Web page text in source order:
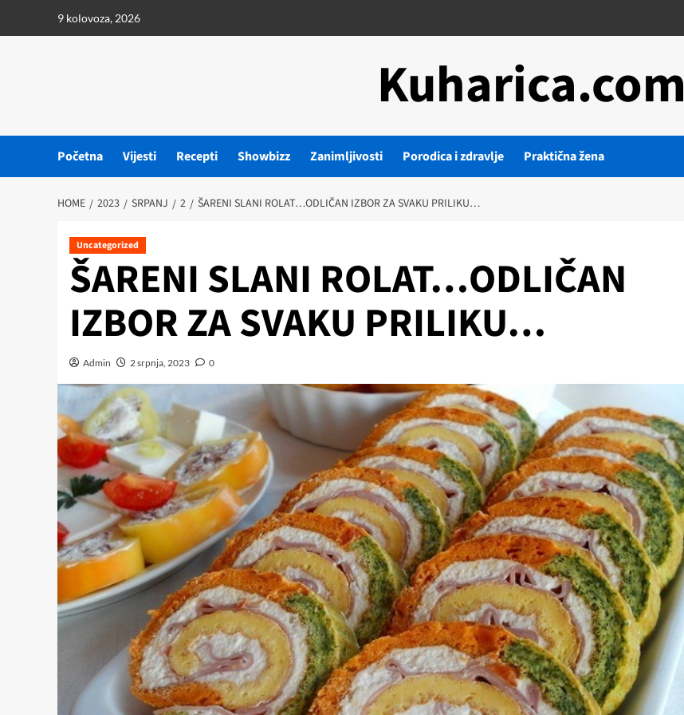
9 kolovoza, 2026
Kuharica.com
Početna Vijesti Recepti Showbizz Zanimljivosti Porodica i zdravlje Praktična žena
HOME 2023 SRPANJ 2 ŠARENI SLANI ROLAT…ODLIČAN IZBOR ZA SVAKU PRILIKU…
Uncategorized
ŠARENI SLANI ROLAT…ODLIČAN
IZBOR ZA SVAKU PRILIKU…
Admin 2 srpnja, 2023 0